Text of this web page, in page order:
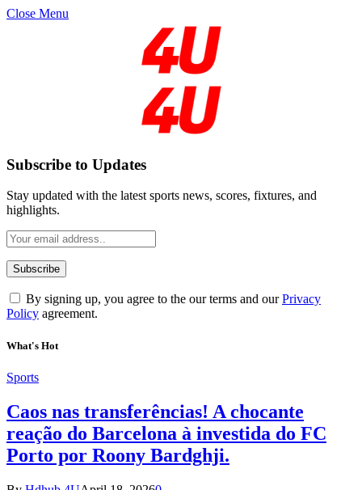
Close Menu
Subscribe to Updates
Stay updated with the latest sports news, scores, fixtures, and
highlights.
By signing up, you agree to the our terms and ourPrivacy
Policy agreement.
What's Hot
Sports
Caos nas transferências! A chocante
reação do Barcelona à investida do FC
Porto por Roony Bardghji.